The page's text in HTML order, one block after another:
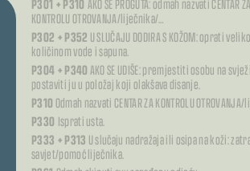
KONTROLU OTROVANJA/liječnika/…
P302 + P352 U SLUČAJU DODIRA S KOŽOM: oprati
količinom vode i sapuna.
P304 + P340AKO SE UDIŠE: premjestiti osobu na
postaviti ju u položaj koji olakšava disanje.
P310Odmah nazvati CENTAR ZA KONTROLU
P330 Isprati usta.
P333 + P313 U slučaju nadražaja ili osipa na koži:
savjet/pomoć liječnika.